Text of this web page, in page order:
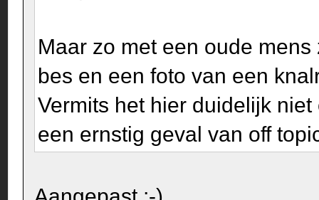
Maar zo met een oude
bes en een foto van een
Vermits het hier duidelijk
een ernstig geval van off